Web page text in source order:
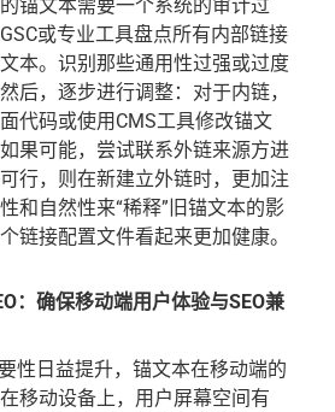
锚文本需要一个系统的审计过
或专业工具盘点所有内部链接
本。识别那些通用性过强或过度
后，逐步进行调整：对于内链，
代码或使用CMS工具修改锚文
果可能，尝试联系外链来源方进
行，则在新建立外链时，更加注
和自然性来“稀释”旧锚文本的影
链接配置文件看起来更加健康。
：确保移动端用户体验与SEO兼
性日益提升，锚文本在移动端的
移动设备上，用户屏幕空间有